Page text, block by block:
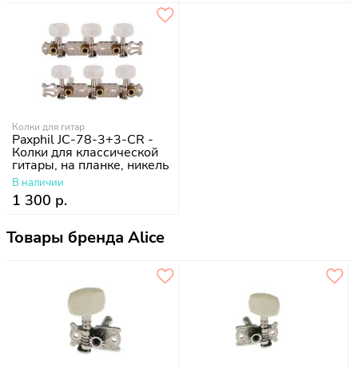
Колки для гитар
Paxphil JC-78-3+3-CR -
Колки для классической
гитары, на планке, никель
В наличии
1 300 р.
Товары бренда Alice